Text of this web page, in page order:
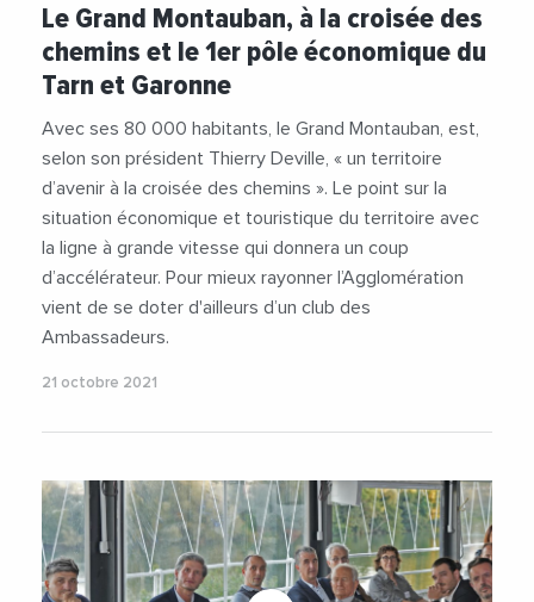
#Montauban
#Musee #Occitanie
#TGV
#ThierryDeville
#Tourisme
#Train
#Urbanisme
#Videos
Le Grand Montauban, à la croisée des
chemins et le 1er pôle économique du
Tarn et Garonne
Avec ses 80 000 habitants, le Grand Montauban, est,
selon son président Thierry Deville, « un territoire
d’avenir à la croisée des chemins ». Le point sur la
situation économique et touristique du territoire avec
la ligne à grande vitesse qui donnera un coup
d’accélérateur. Pour mieux rayonner l’Agglomération
vient de se doter d'ailleurs d’un club des
Ambassadeurs.
21 octobre 2021